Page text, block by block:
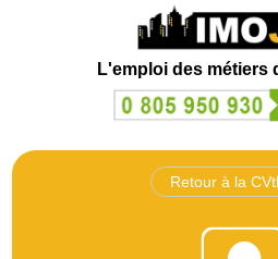
L'emploi des métiers
Retour à la